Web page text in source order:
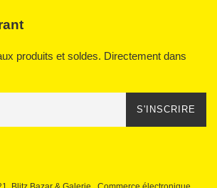
produits et soldes. Directement dans
S'INSCRIRE